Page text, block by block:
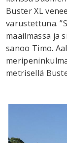
Buster XL
varustettuna.
maailmassa ja
sanoo Timo.
metrisellä